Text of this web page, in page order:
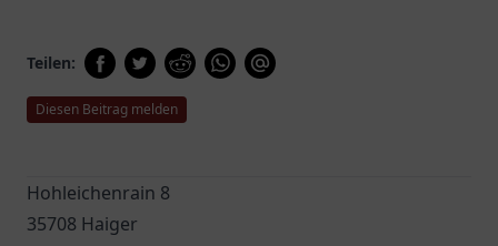
Teilen:
Diesen Beitrag melden
Hohleichenrain 8
35708 Haiger